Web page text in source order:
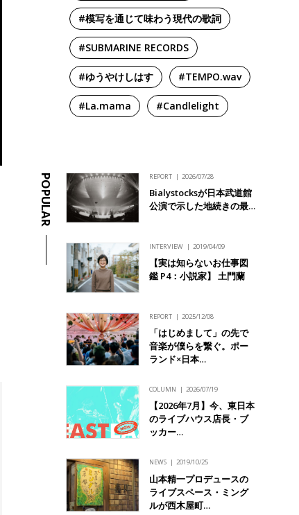
#模写を通じて味わう現代の歌詞
#SUBMARINE RECORDS
#ゆうやけしはす #TEMPO.wav
#La.mama #Candlelight
POPULAR REPORT 2026/07/28
Bialystocksが日本武道館
公演で示した地続きの最…
INTERVIEW 2019/04/09
【実は知らないお仕事図
鑑 P4：小説家】 土門蘭
REPORT 2025/12/08
「はじめまして」の先で
音楽が僕らを繋ぐ。ポー
ランド×日本…
COLUMN 2026/07/19
【2026年7月】今、東日本
のライブハウス店長・ブ
ッカー…
NEWS 2019/10/25
山本精一プロデュースの
ライブスペース・ミング
ルが西木屋町…